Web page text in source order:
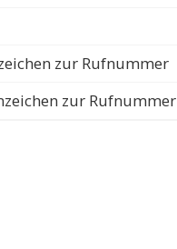
zur Rufnummer
zur Rufnummer